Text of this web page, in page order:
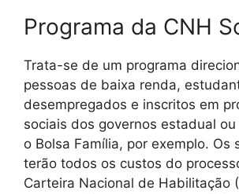
Programa da CNH
Trata-se de um programa
pessoas de baixa renda,
desempregados e inscritos em
sociais dos governos estadual
o Bolsa Família, por exemplo. Os
terão todos os custos do
Carteira Nacional de Habilitação